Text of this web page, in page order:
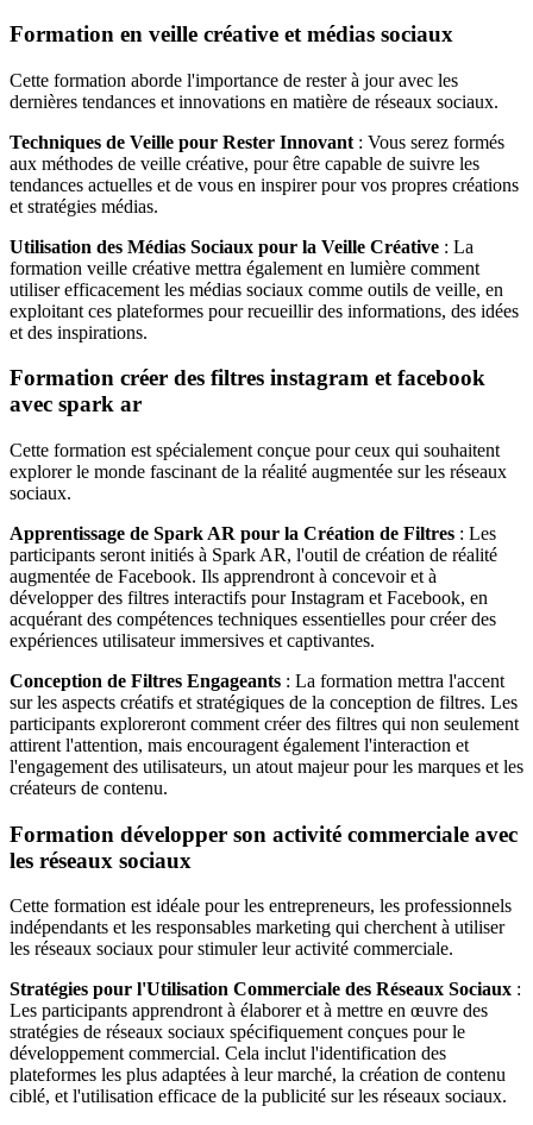
Formation en veille créative et médias sociaux
Cette formation aborde l'importance de rester à jour avec les
dernières tendances et innovations en matière de réseaux sociaux.
Techniques de Veille pour Rester Innovant : Vous serez formés
aux méthodes de veille créative, pour être capable de suivre les
tendances actuelles et de vous en inspirer pour vos propres créations
et stratégies médias.
Utilisation des Médias Sociaux pour la Veille Créative : La
formation veille créative mettra également en lumière comment
utiliser efficacement les médias sociaux comme outils de veille, en
exploitant ces plateformes pour recueillir des informations, des idées
et des inspirations.
Formation créer des filtres instagram et facebook
avec spark ar
Cette formation est spécialement conçue pour ceux qui souhaitent
explorer le monde fascinant de la réalité augmentée sur les réseaux
sociaux.
Apprentissage de Spark AR pour la Création de Filtres : Les
participants seront initiés à Spark AR, l'outil de création de réalité
augmentée de Facebook. Ils apprendront à concevoir et à
développer des filtres interactifs pour Instagram et Facebook, en
acquérant des compétences techniques essentielles pour créer des
expériences utilisateur immersives et captivantes.
Conception de Filtres Engageants : La formation mettra l'accent
sur les aspects créatifs et stratégiques de la conception de filtres. Les
participants exploreront comment créer des filtres qui non seulement
attirent l'attention, mais encouragent également l'interaction et
l'engagement des utilisateurs, un atout majeur pour les marques et les
créateurs de contenu.
Formation développer son activité commerciale avec
les réseaux sociaux
Cette formation est idéale pour les entrepreneurs, les professionnels
indépendants et les responsables marketing qui cherchent à utiliser
les réseaux sociaux pour stimuler leur activité commerciale.
Stratégies pour l'Utilisation Commerciale des Réseaux Sociaux :
Les participants apprendront à élaborer et à mettre en œuvre des
stratégies de réseaux sociaux spécifiquement conçues pour le
développement commercial. Cela inclut l'identification des
plateformes les plus adaptées à leur marché, la création de contenu
ciblé, et l'utilisation efficace de la publicité sur les réseaux sociaux.